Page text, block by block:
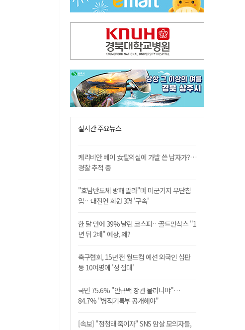
'솔리다임 IPO 추진설' SK하이닉스, 주가 9% 급락
실시간 주요뉴스
케리비안 베이 女탈의실에 가발 쓴 남자가?…
경찰 추적 중
"호남반도체 방해 말라"며 미군기지 무단침
입…대진연 회원 3명 '구속'
한 달 만에 39% 날린 코스피…골드만삭스 "1
년 뒤 2배" 예상, 왜?
축구협회, 15년 전 월드컵 예선 외국인 심판
등 10여명에 '성 접대'
국민 75.6% "안규백 장관 물러나야"…
84.7% "병적기록부 공개해야"
[속보] "정청래 죽이자" SNS 암살 모의자들,